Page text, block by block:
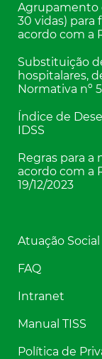
Agrupamento
30 vidas) para
acordo com a
Substituição
hospitalares,
Normativa nº
Índice de
IDSS
Regras para
acordo com a
19/12/2023
Atuação Social
FAQ
Intranet
Manual TISS
Política de